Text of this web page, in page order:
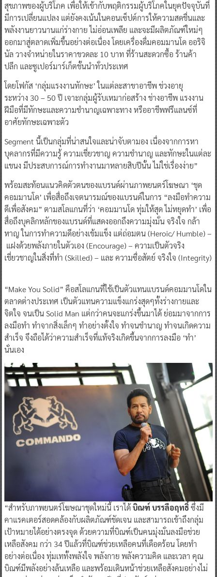
สุขภาพของผู้บริโภค เพื่อให้เข้ากับพฤติกรรมผู้บริโภคในยุคปัจจุบันที่
มีการเปลี่ยนแปลง แต่ยังคงเน้นในคอนเซ็ปต์การให้ความสดชื่นและ
พลังงานยาวนานแก่ร่างกาย ไม่อ่อนเพลีย และจะมีผลิตภัณฑ์ใหม่ๆ
ออกมาสู่ตลาดเพิ่มขึ้นอย่างต่อเนื่อง โดยเครื่องดื่มคอมมานโด ออริจิ
นัล วางจำหน่ายในราคาขวดละ 10 บาท ที่ร้านสะดวกซื้อ ร้านค้า
ปลีก และซูเปอร์มาร์เก็ตชั้นนำทั่วประเทศ
โดยโฟกัส ‘กลุ่มแรงงานทักษะ’ ในแต่ละสาขาอาชีพ ช่วงอายุ
ระหว่าง 30 – 50 ปี เจาะกลุ่มผู้รับเหมาก่อสร้าง ช่างอาชีพ แรงงาน
ฝีมือที่มีทักษะและความชำนาญเฉพาะทาง หรืออาชีพฟรีแลนซ์ที่
อาศัยทักษะเฉพาะตัว
Segment นี้เป็นกลุ่มที่น่าสนใจและน่าจับตามอง เนื่องจากการหา
บุคลากรที่มีความรู้ ความเชี่ยวชาญ ความชำนาญ และทักษะในแต่ละ
แขนง มีประสบการณ์การทำงานมาหลายสิบปีนั้น ไม่ใช่เรื่องง่าย”
พร้อมสะท้อนแนวคิดตัวตนของแบรนด์ผ่านภาพยนตร์โฆษณา ‘ชุด
คอมมานโด’ เพื่อสื่อถึงเจตนารมณ์ของแบรนด์ในการ “ลงมือทำความ
ดีเพื่อสังคม” ตามสโลแกนที่ว่า ‘คอมมานโด ทุ่มให้สุด ไม่หยุดทำ’ เพื่อ
สื่อถึงบุคลิกหลักของแบรนด์ที่แสดงออกถึงความมุ่งมั่น จริงใจ กล้า
หาญ ในการทำความดีอย่างเข้มแข็ง แต่ถ่อมตน (Heroic/ Humble) –
แฝงด้วยพลังภายในตัวเอง (Encourage) – ความเป็นตัวจริง
เชี่ยวชาญในสิ่งที่ทำ (Skilled) – และ ความซื่อสัตย์ จริงใจ (Integrity)
“Make You Solid” คือสโลแกนที่ใช้เป็นตัวแทนแบรนด์คอมมานโดใน
ตลาดต่างประเทศ เป็นตัวแทนความแข็งแกร่งสุดๆทั้งร่างกายและ
จิตใจ จนเป็น Solid Man แต่กว่าคนจะแกร่งขึ้นมาได้ ย่อมมาจากการ
ลงมือทำ ทำจากสิ่งเล็กๆ ทำอย่างตั้งใจ ทำจนชำนาญ ทำจนเกิดความ
สำเร็จ จึงถือได้ว่าความสำเร็จที่แท้จริงเกิดขึ้นจากการลงมือ ‘ทำ’
นั่นเอง
“สำหรับภาพยนตร์โฆษณาชุดใหม่นี้ เราได้บิณฑ์ บรรลือฤทธิ์ซึ่งมี
คาแรคเตอร์สอดคล้องกับผลิตภัณฑ์ชัดเจน และสามารถเข้าถึงกลุ่ม
เป้าหมายได้อย่างตรงจุด ด้วยความที่บิณฑ์เป็นคนมุ่งมั่นลงมือช่วย
เหลือสังคม กว่า 34 ปีแล้วที่บิณฑ์ช่วยเหลือคนที่เดือดร้อน โดยทำ
อย่างต่อเนื่อง ทุ่มเททั้งพลังใจ พลังกาย พลังความคิด และเวลา คุณ
บิณฑ์มีพลังอย่างล้นเหลือ และพร้อมเดินหน้าช่วยเหลือสังคมอย่างไม่